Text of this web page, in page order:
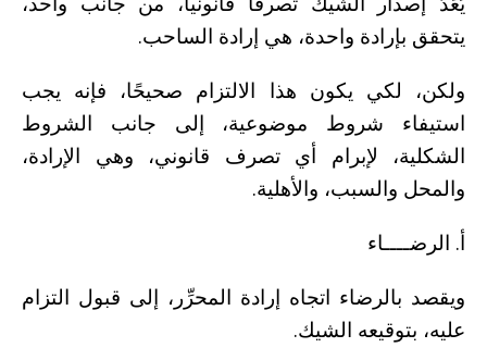
يتحقق بإرادة واحدة، هي إرادة الساحب.
ولكن، لكي يكون هذا الالتزام صحيحًا، فإنه يجب
استيفاء شروط موضوعية، إلى جانب الشروط
الشكلية، لإبرام أي تصرف قانوني، وهي الإرادة،
والمحل والسبب، والأهلية.
أ. الرضــــاء
ويقصد بالرضاء اتجاه إرادة المحرِّر، إلى قبول التزام
عليه، بتوقيعه الشيك.